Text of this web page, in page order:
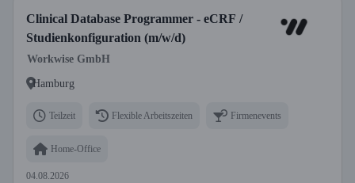
Clinical Database Programmer - eCRF /
Studienkonfiguration (m/w/d)
Workwise GmbH
Hamburg
Teilzeit Flexible Arbeitszeiten Firmenevents
Home-Office
04.08.2026